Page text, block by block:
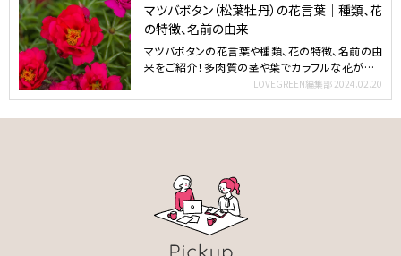
マツバボタン（松葉牡丹）の花言葉｜種類、花
の特徴、名前の由来
マツバボタンの花言葉や種類、花の特徴、名前の由
来をご紹介！多肉質の茎や葉でカラフルな花が咲く
LOVEGREEN編集部 2024.02.20